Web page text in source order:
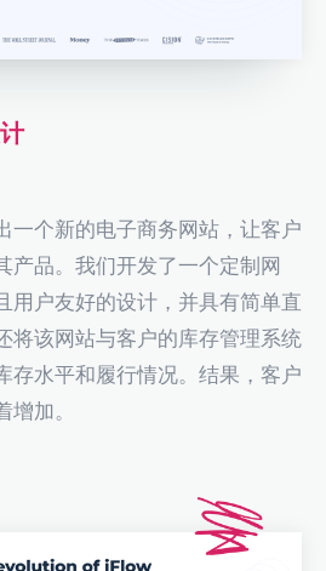
一个新的电子商务网站，让客户
产品。我们开发了一个定制网
用户友好的设计，并具有简单直
将该网站与客户的库存管理系统
存水平和履行情况。结果，客户
加。